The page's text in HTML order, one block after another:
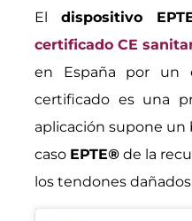
El dispositivo
certificado CE
en España por un
certificado es una
aplicación supone un
caso EPTE®de la
los tendones